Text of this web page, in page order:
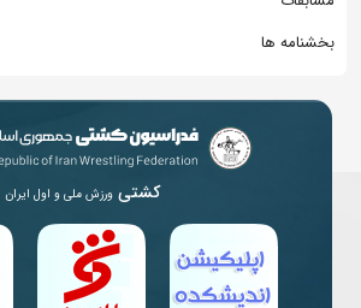
بخشنامه ها
کشتی ورزش ملی و اول ایران